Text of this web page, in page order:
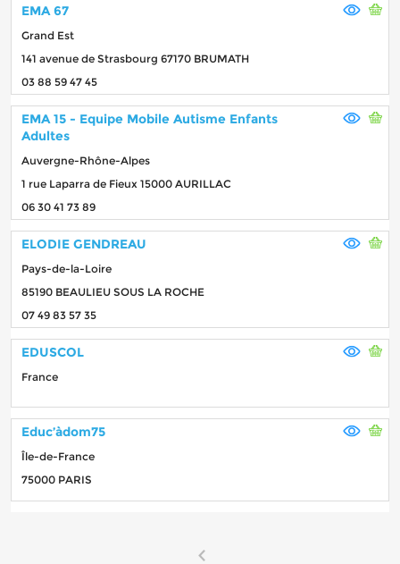
EMA 67
Grand Est
141 avenue de Strasbourg 67170 BRUMATH
03 88 59 47 45
EMA 15 - Equipe Mobile Autisme Enfants
Adultes
Auvergne-Rhône-Alpes
1 rue Laparra de Fieux 15000 AURILLAC
06 30 41 73 89
ELODIE GENDREAU
Pays-de-la-Loire
85190 BEAULIEU SOUS LA ROCHE
07 49 83 57 35
EDUSCOL
France
Educ’àdom75
Île-de-France
75000 PARIS